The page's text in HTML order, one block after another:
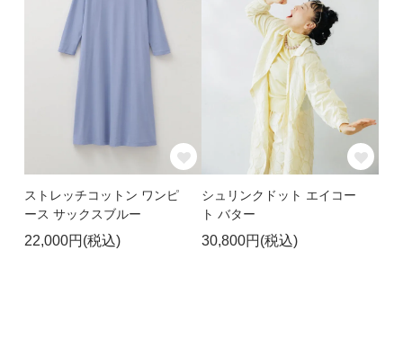
ストレッチコットン ワンピ
ース サックスブルー
22,000円(税込)
シュリンクドット エイコー
ト バター
30,800円(税込)